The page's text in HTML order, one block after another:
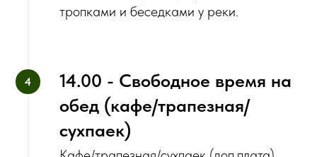
тропками и беседками у реки.
14.00 - Свободное время на
обед (кафе/трапезная/
сухпаек)